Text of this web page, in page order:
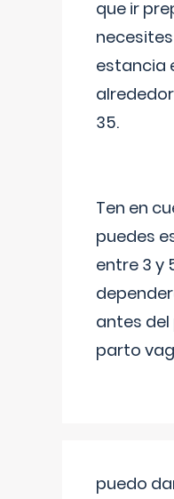
que ir
estancia
35.
Ten en
puedes
entre 3 y
antes del
parto
puedo